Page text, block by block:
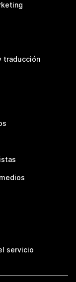
traducción
servicio